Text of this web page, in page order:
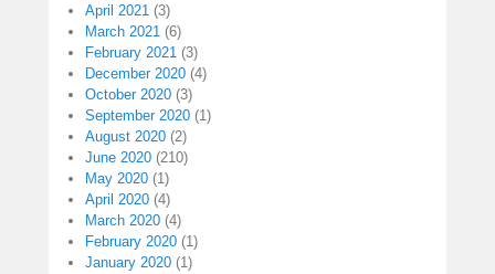
April 2021 (3)
March 2021 (6)
February 2021 (3)
December 2020 (4)
October 2020 (3)
September 2020 (1)
August 2020 (2)
June 2020 (210)
May 2020 (1)
April 2020 (4)
March 2020 (4)
February 2020 (1)
January 2020 (1)